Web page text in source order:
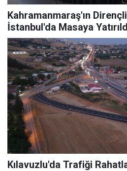
Kahramanmaraş'ın
İstanbul'da Masaya
Kılavuzlu'da Trafiği